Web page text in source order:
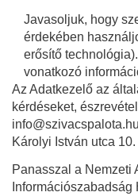
Javasoljuk, hogy
érdekében
erősítő
vonatkozó
Az Adatkezelő az
kérdéseket,
Károlyi István utca
Panasszal a Nemzeti